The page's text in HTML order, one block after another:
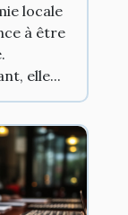
locale
à être
elle...